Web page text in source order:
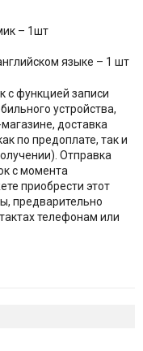
– 1шт
языке – 1 шт
с функцией записи
устройства,
доставка
по предоплате, так и
Отправка
с момента
приобрести этот
предварительно
телефонам или